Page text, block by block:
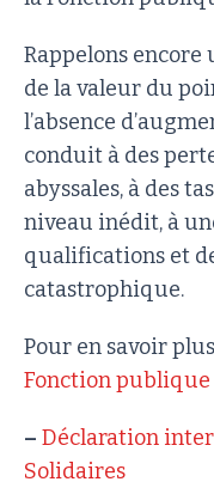
Rappelons
de la valeur du
l’absence
conduit à des
abyssales, à des
niveau inédit, à
qualifications et
catastrophique.
Pour en savoir
Fonction publique
– Déclaration
Solidaires